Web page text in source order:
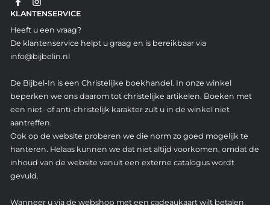
KLANTENSERVICE
Heeft u een vraag?
De klantenservice helpt u graag en is bereikbaar via
info@bijbelin.nl
De Bijbel-In is een Christelijke boekhandel. In onze winkel
beperken we ons daarom tot christelijke artikelen. Boeken met
een niet- of anti-christelijk karakter zult u in de winkel niet
aantreffen.
Ook op de website proberen we die norm zo goed mogelijk te
hanteren. Helaas kunnen we dat niet altijd voorkomen, omdat de
inhoud van de website vanuit een externe catalogus wordt
gevuld.
Wanneer u via de webshop met een cadeaukaart wilt betalen